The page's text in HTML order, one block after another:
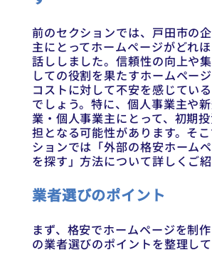
前のセクションでは、戸田市の
主にとってホームページがどれ
話ししました。信頼性の向上や
しての役割を果たすホームペー
コストに対して不安を感じてい
でしょう。特に、個人事業主や
業・個人事業主にとって、初期
担となる可能性があります。そ
ションでは「外部の格安ホーム
を探す」方法について詳しくご紹
業者選びのポイント
まず、格安でホームページを制
の業者選びのポイントを整理して